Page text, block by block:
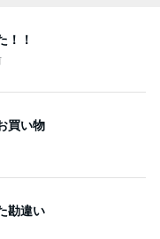
！！
買い物
勘違い